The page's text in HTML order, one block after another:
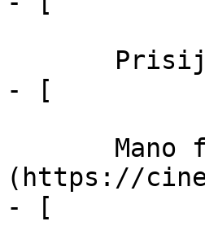
- [
(https://
- [